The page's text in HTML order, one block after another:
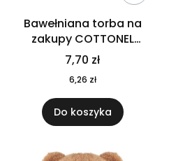
Bawełniana torba na
zakupy COTTONEL
COLOUR++ MO9846-11
7,70 zł
6,26 zł
Do koszyka